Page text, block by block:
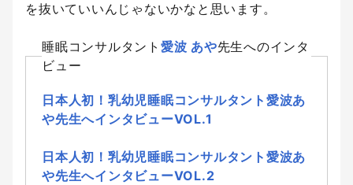
を抜いていいんじゃないかなと思います。
睡眠コンサルタント 愛波 あや先生へのインタ
ビュー
日本人初！乳幼児睡眠コンサルタント愛波あ
や先生へインタビューVOL.1
日本人初！乳幼児睡眠コンサルタント愛波あ
や先生へインタビューVOL.2